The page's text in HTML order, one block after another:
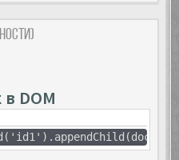
DOM